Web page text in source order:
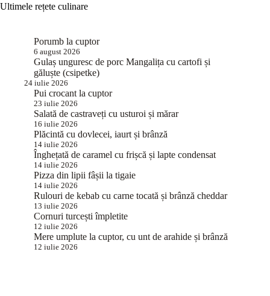
Ultimele rețete culinare
Porumb la cuptor
6 august 2026
Gulaș unguresc de porc Mangalița cu cartofi și
găluște (csipetke)
24 iulie 2026
Pui crocant la cuptor
23 iulie 2026
Salată de castraveți cu usturoi și mărar
16 iulie 2026
Plăcintă cu dovlecei, iaurt și brânză
14 iulie 2026
Înghețată de caramel cu frișcă și lapte condensat
14 iulie 2026
Pizza din lipii fâșii la tigaie
14 iulie 2026
Rulouri de kebab cu carne tocată și brânză cheddar
13 iulie 2026
Cornuri turcești împletite
12 iulie 2026
Mere umplute la cuptor, cu unt de arahide și brânză
12 iulie 2026